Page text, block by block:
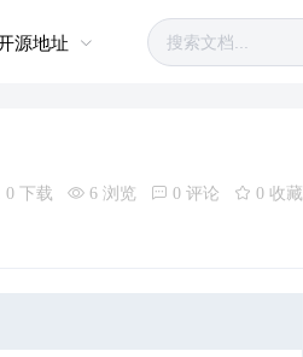
源地址
0 下载 6 浏览 0 评论
0 收藏